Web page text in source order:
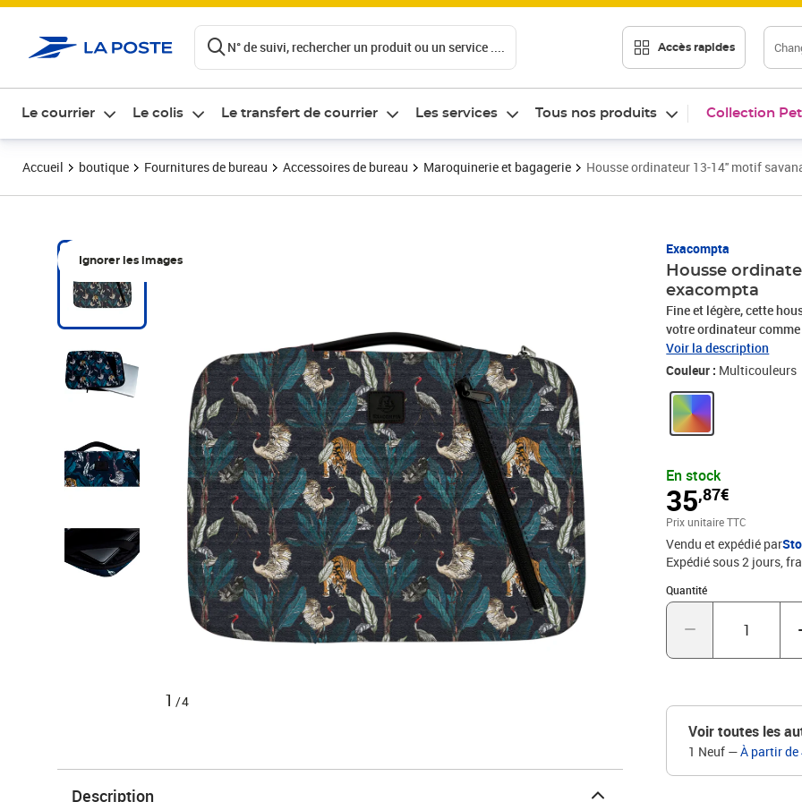
N° de suivi, rechercher un produit ou un service .... Accès rapides
Le courrier Le colis Le transfert de courrier Les services Tous nos produits Collection
Accueil boutique Fournitures de bureau Accessoires de bureau Maroquinerie et bagagerie Housse ordinateur 13-14'' motif
Ignorer les images
1 /4
Exacompta
Housse
exacompta
Fine et légère, cette
votre ordinateur
extérieure 37 x 28 x2,5
standard de 13 à 14
cotés où les risques
un parfait maintien de
fermeture zippée sur 2
plastique, cette housse
Voir la description
Couleur : Multicouleurs
En stock
35,87€
Prix 35,87€
Prix unitaire TTC
Vendu et expédié par
Expédié sous 2 jours,
Quantité
Quantité : 1
Voir toutes les
1 Neuf —À partir de
Description